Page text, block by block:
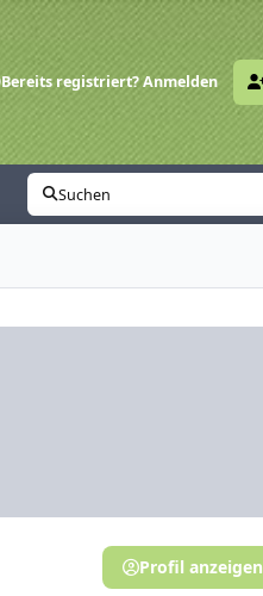
Bereits registriert? Anmelden
Suchen
Profil anzeigen